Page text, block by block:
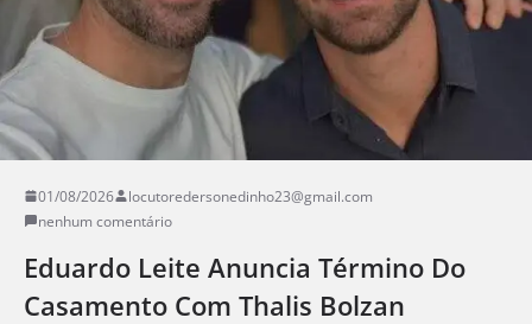
01/08/2026
locutoredersonedinho23@gmail.com
nenhum comentário
Eduardo Leite Anuncia Término Do
Casamento Com Thalis Bolzan